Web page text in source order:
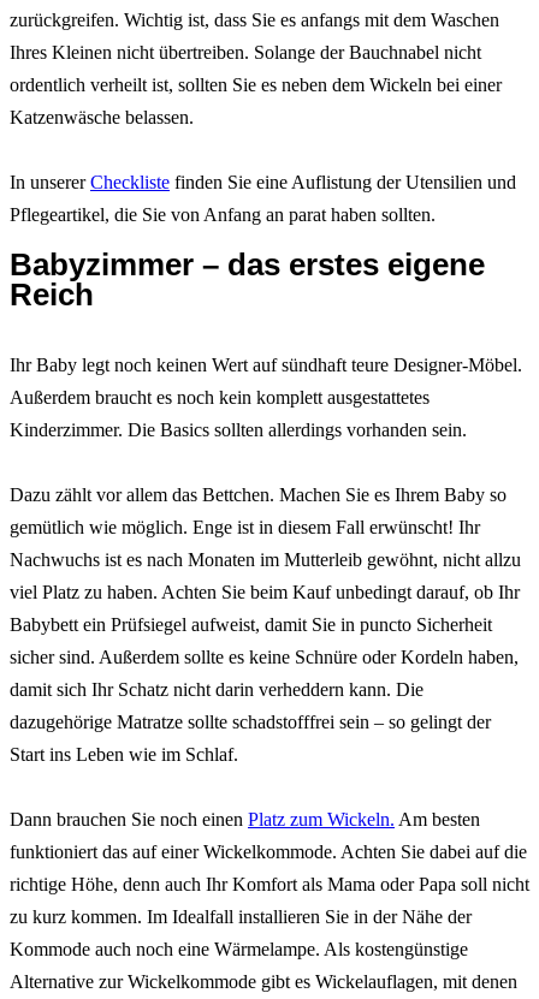
zurückgreifen. Wichtig ist, dass Sie es anfangs mit dem Waschen
Ihres Kleinen nicht übertreiben. Solange der Bauchnabel nicht
ordentlich verheilt ist, sollten Sie es neben dem Wickeln bei einer
Katzenwäsche belassen.
In unsererCheckliste finden Sie eine Auflistung der Utensilien und
Pflegeartikel, die Sie von Anfang an parat haben sollten.
Babyzimmer – das erstes eigene
Reich
Ihr Baby legt noch keinen Wert auf sündhaft teure Designer-Möbel.
Außerdem braucht es noch kein komplett ausgestattetes
Kinderzimmer. Die Basics sollten allerdings vorhanden sein.
Dazu zählt vor allem das Bettchen. Machen Sie es Ihrem Baby so
gemütlich wie möglich. Enge ist in diesem Fall erwünscht! Ihr
Nachwuchs ist es nach Monaten im Mutterleib gewöhnt, nicht allzu
viel Platz zu haben. Achten Sie beim Kauf unbedingt darauf, ob Ihr
Babybett ein Prüfsiegel aufweist, damit Sie in puncto Sicherheit
sicher sind. Außerdem sollte es keine Schnüre oder Kordeln haben,
damit sich Ihr Schatz nicht darin verheddern kann. Die
dazugehörige Matratze sollte schadstofffrei sein – so gelingt der
Start ins Leben wie im Schlaf.
Dann brauchen Sie noch einen Platz zum Wickeln. Am besten
funktioniert das auf einer Wickelkommode. Achten Sie dabei auf die
richtige Höhe, denn auch Ihr Komfort als Mama oder Papa soll nicht
zu kurz kommen. Im Idealfall installieren Sie in der Nähe der
Kommode auch noch eine Wärmelampe. Als kostengünstige
Alternative zur Wickelkommode gibt es Wickelauflagen, mit denen